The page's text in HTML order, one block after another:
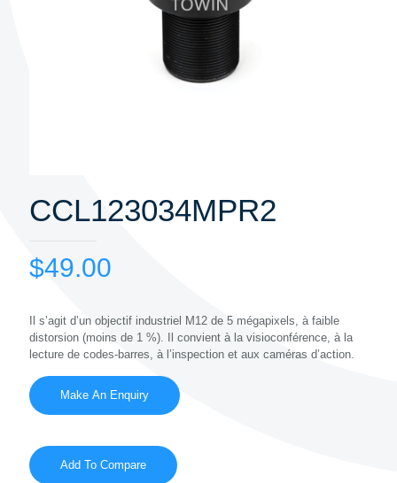
CCL123034MPR2
$49.00
Il s’agit d’un objectif industriel M12 de 5 mégapixels, à faible
distorsion (moins de 1 %). Il convient à la visioconférence, à la
lecture de codes-barres, à l’inspection et aux caméras d’action.
Add To Compare